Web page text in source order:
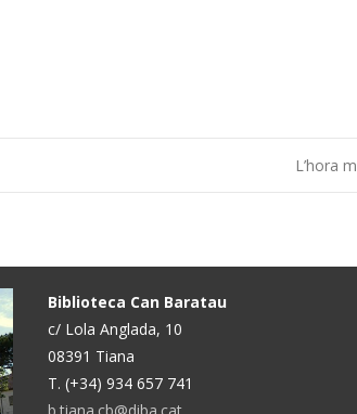
L’hora
Biblioteca Can Baratau
c/ Lola Anglada, 10
08391 Tiana
T. (+34) 934 657 741